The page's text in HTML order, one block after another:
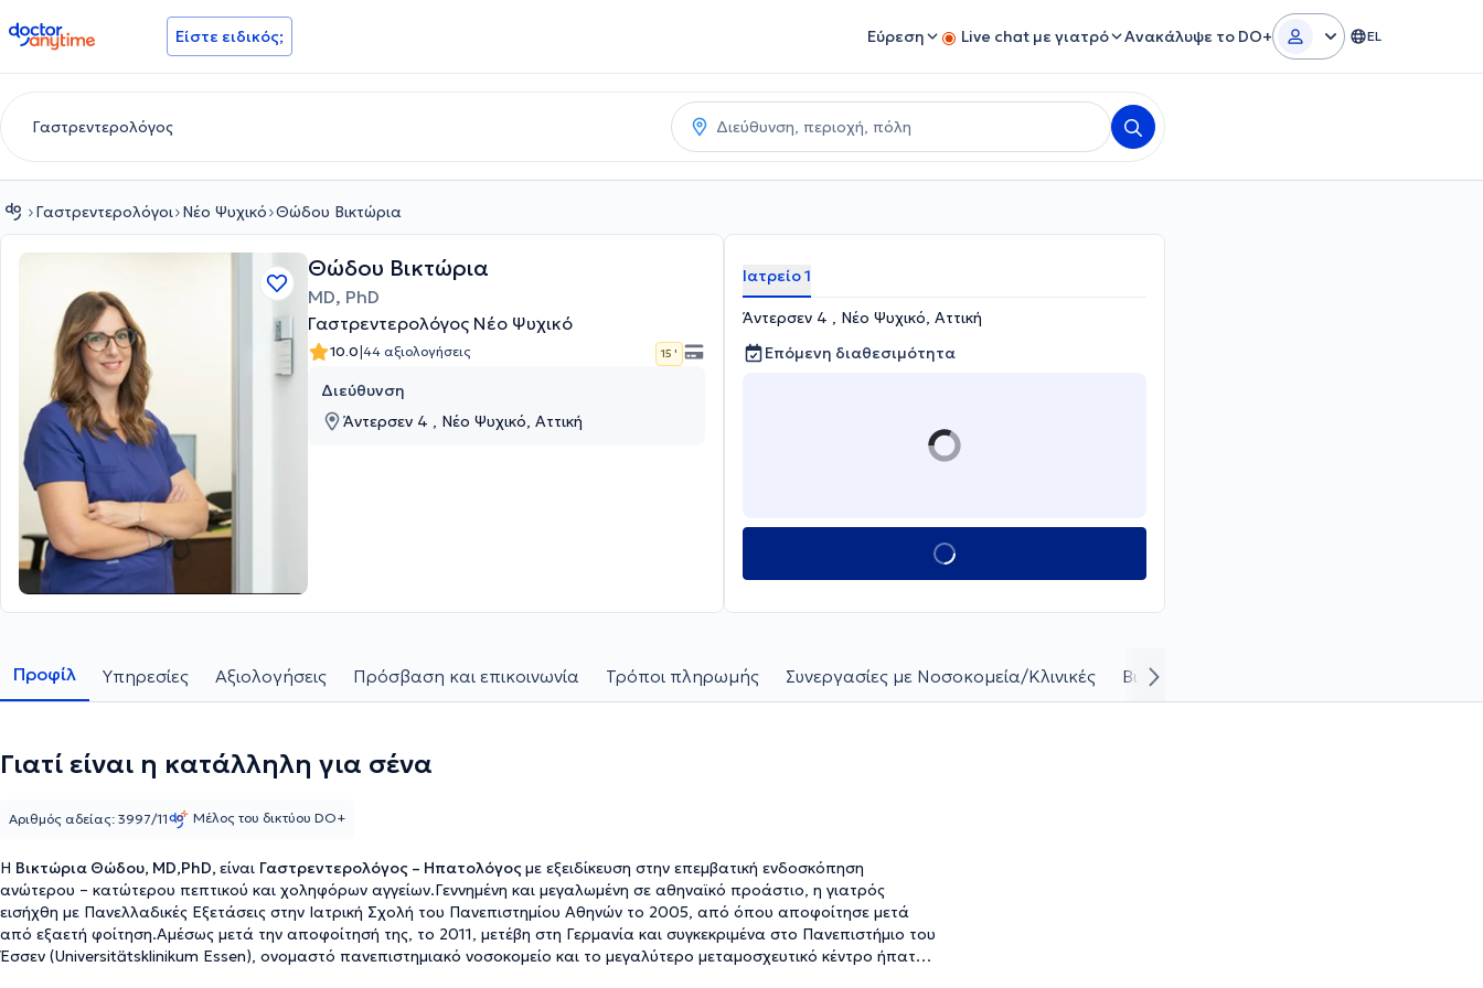
doctoranytime Είστε ειδικός; Εύρεση Live chat με γιατρό Ανακάλυψε το DO+ EL
Γαστρεντερολόγοι Νέο Ψυχικό Θώδου Βικτώρια
Θώδου Βικτώρια
MD, PhD
Γαστρεντερολόγος Νέο Ψυχικό
10.0|44 αξιολογήσεις 15 '
Διεύθυνση
Άντερσεν 4 , Νέο Ψυχικό, Αττική
Ιατρείο 1
Άντερσεν 4 , Νέο Ψυχικό, Αττική
Επόμενη διαθεσιμότητα
Προφίλ Υπηρεσίες Αξιολογήσεις Πρόσβαση και επικοινωνία Τρόποι πληρωμής Συνεργασίες με Νοσοκομεία/Κλινικές Βιογραφικό και καριέρα
Γιατί είναι η κατάλληλη για σένα
Η Βικτώρια Θώδου, MD,PhD, είναι Γαστρεντερολόγος – Ηπατολόγοςμε εξειδίκευση στην επεμβατική ενδοσκόπηση
ανώτερου – κατώτερου πεπτικού και χοληφόρων αγγείων.Γεννημένη και μεγαλωμένη σε αθηναϊκό προάστιο, η γιατρός
εισήχθη με Πανελλαδικές Εξετάσεις στην Ιατρική Σχολή του Πανεπιστημίου Αθηνών το 2005, από όπου αποφοίτησε μετά
από εξαετή φοίτηση.Αμέσως μετά την αποφοίτησή της, το 2011, μετέβη στη Γερμανία και συγκεκριμένα στο Πανεπιστήμιο του
Έσσεν (Universitätsklinikum Essen), ονομαστό πανεπιστημιακό νοσοκομείο και το μεγαλύτερο μεταμοσχευτικό κέντρο ήπατος
Αριθμός αδείας: 3997/11 Μέλος του δικτύου DO+